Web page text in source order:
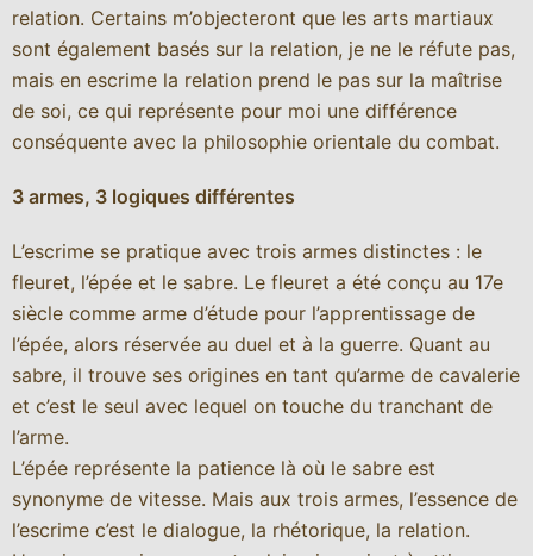
relation. Certains m’objecteront que les arts martiaux
sont également basés sur la relation, je ne le réfute pas,
mais en escrime la relation prend le pas sur la maîtrise
de soi, ce qui représente pour moi une différence
conséquente avec la philosophie orientale du combat.
3 armes, 3 logiques différentes
L’escrime se pratique avec trois armes distinctes : le
fleuret, l’épée et le sabre. Le fleuret a été conçu au 17e
siècle comme arme d’étude pour l’apprentissage de
l’épée, alors réservée au duel et à la guerre. Quant au
sabre, il trouve ses origines en tant qu’arme de cavalerie
et c’est le seul avec lequel on touche du tranchant de
l’arme.
L’épée représente la patience là où le sabre est
synonyme de vitesse. Mais aux trois armes, l’essence de
l’escrime c’est le dialogue, la rhétorique, la relation.